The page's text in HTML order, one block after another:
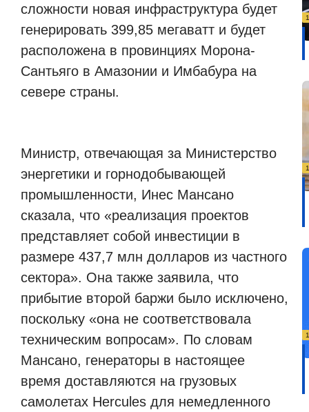
сложности новая инфраструктура будет
генерировать 399,85 мегаватт и будет
расположена в провинциях Морона-
Сантьяго в Амазонии и Имбабура на
севере страны.
Министр, отвечающая за Министерство
энергетики и горнодобывающей
промышленности, Инес Мансано
сказала, что «реализация проектов
представляет собой инвестиции в
размере 437,7 млн долларов из частного
сектора». Она также заявила, что
прибытие второй баржи было исключено,
поскольку «она не соответствовала
техническим вопросам». По словам
Мансано, генераторы в настоящее
время доставляются на грузовых
самолетах Hercules для немедленного